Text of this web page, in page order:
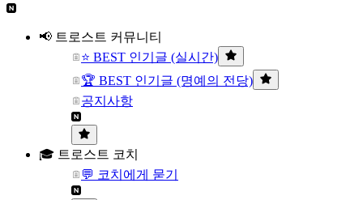
📢 트로스트 커뮤니티
⭐ BEST 인기글 (실시간)
🏆 BEST 인기글 (명예의 전당)
공지사항
🎓 트로스트 코치
💬 코치에게 묻기